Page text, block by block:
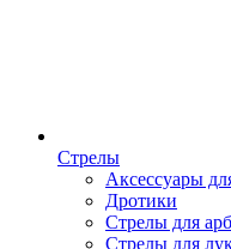
Стрелы
Аксессуары
Дротики
Стрелы для
Стрелы для